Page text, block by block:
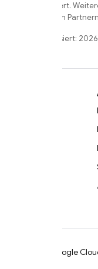
lizenziert.
und/oder seinen
Zuletzt aktualisiert:
Google